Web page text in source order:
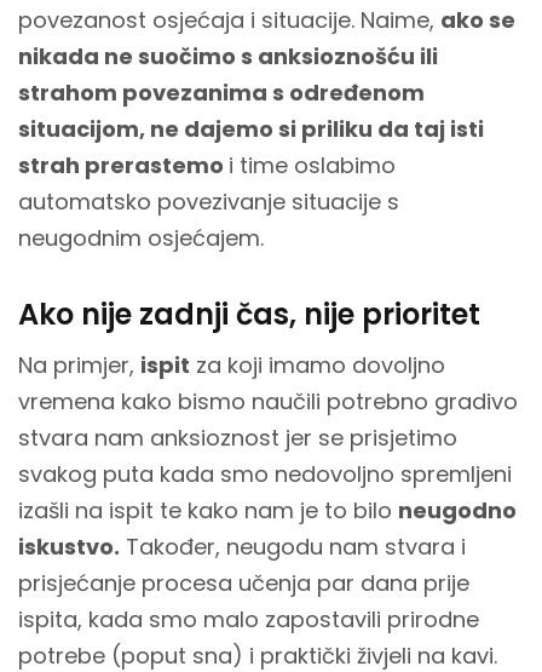
povezanost osjećaja i situacije. Naime, ako se
nikada ne suočimo s anksioznošću ili
strahom povezanima s određenom
situacijom, ne dajemo si priliku da taj isti
strah prerastemo i time oslabimo
automatsko povezivanje situacije s
neugodnim osjećajem.
Ako nije zadnji čas, nije prioritet
Na primjer, ispit za koji imamo dovoljno
vremena kako bismo naučili potrebno gradivo
stvara nam anksioznost jer se prisjetimo
svakog puta kada smo nedovoljno spremljeni
izašli na ispit te kako nam je to bilo neugodno
iskustvo. Također, neugodu nam stvara i
prisjećanje procesa učenja par dana prije
ispita, kada smo malo zapostavili prirodne
potrebe (poput sna) i praktički živjeli na kavi.